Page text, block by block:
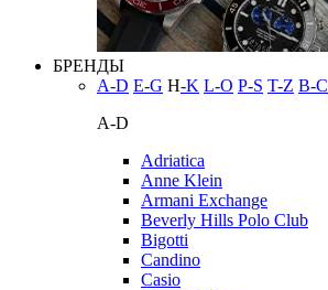
БРЕНДЫ
A-D E-G H-K L-O P-S T-Z В-С
A-D
Adriatica
Anne Klein
Armani Exchange
Beverly Hills Polo Club
Bigotti
Candino
Casio